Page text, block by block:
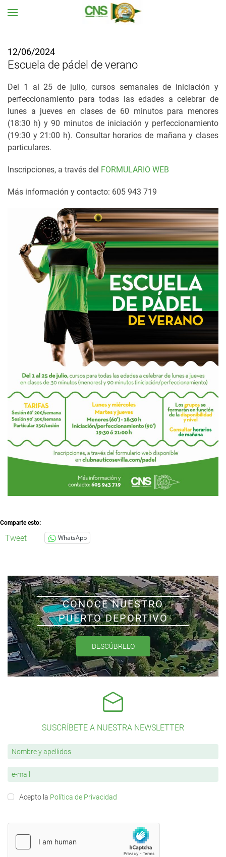
12/06/2024
Escuela de pádel de verano
Del 1 al 25 de julio, cursos semanales de iniciación y
perfeccionamiento para todas las edades a celebrar de
lunes a jueves en clases de 60 minutos para menores
(18:30 h) y 90 minutos de iniciación y perfeccionamiento
(19:30 y 21:00 h). Consultar horarios de mañana y clases
particulares.
Inscripciones, a través del FORMULARIO WEB
Más información y contacto: 605 943 719
Comparte esto:
Tweet WhatsApp
CONOCE NUESTRO
PUERTO DEPORTIVO
DESCÚBRELO
SUSCRÍBETE A NUESTRA NEWSLETTER
Acepto la Política de Privacidad